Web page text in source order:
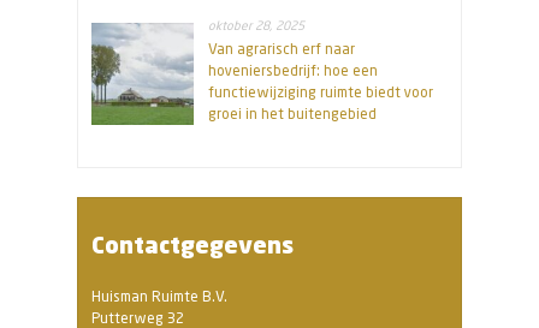
oktober 28, 2025
Van agrarisch erf naar
hoveniersbedrijf: hoe een
functiewijziging ruimte biedt voor
groei in het buitengebied
Contactgegevens
Huisman Ruimte B.V.
Putterweg 32